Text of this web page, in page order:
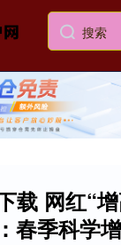
载 网红“
春季科学